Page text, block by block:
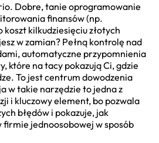
Dobre, tanie oprogramowanie
finansów (np.
kilkudziesięciu złotych
w zamian? Pełną kontrolę nad
automatyczne przypomnienia
które na tacy pokazują Ci, gdzie
To jest centrum dowodzenia
w takie narzędzie to jedna z
i kluczowy element, bo pozwala
błędów i pokazuje, jak
firmie jednoosobowej w sposób